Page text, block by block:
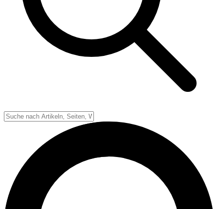
Tabelle
Football Regeln
Punkte & Scoring
Strafen & Fouls
Schiedsrichter
Football Lexikon